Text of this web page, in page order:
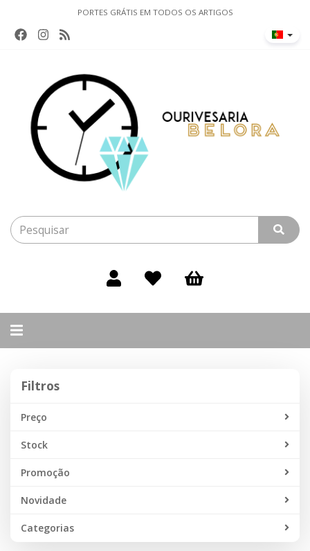
PORTES GRÁTIS EM TODOS OS ARTIGOS
Alternar
Filtros
Preço
Stock
Promoção
Novidade
Categorias